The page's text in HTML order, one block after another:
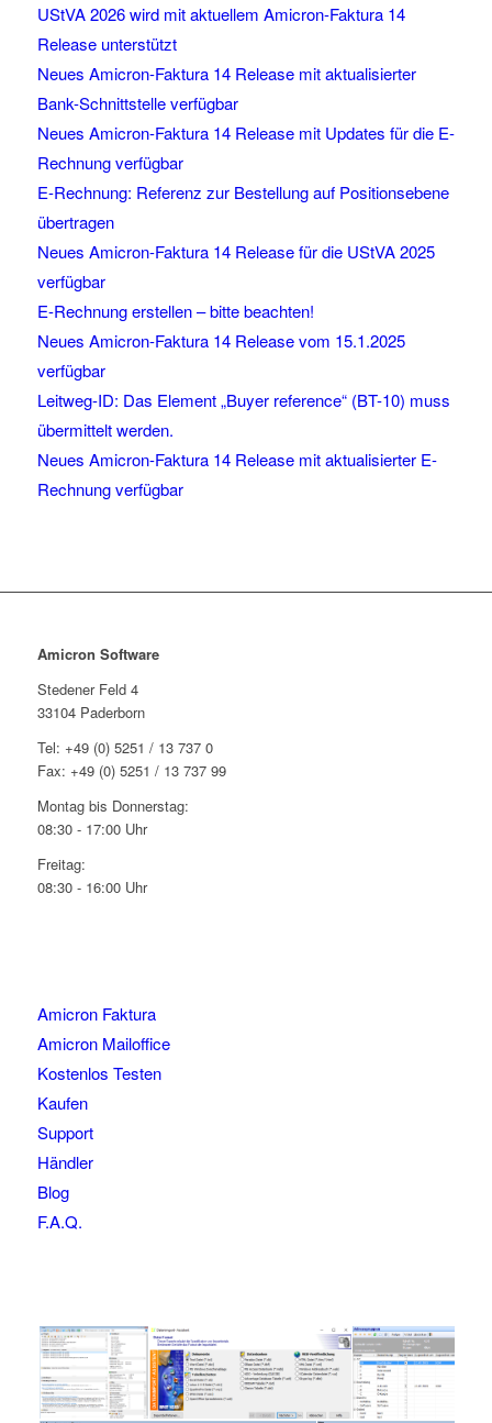
UStVA 2026 wird mit aktuellem Amicron-Faktura 14
Release unterstützt
Neues Amicron-Faktura 14 Release mit aktualisierter
Bank-Schnittstelle verfügbar
Neues Amicron-Faktura 14 Release mit Updates für die E-
Rechnung verfügbar
E-Rechnung: Referenz zur Bestellung auf Positionsebene
übertragen
Neues Amicron-Faktura 14 Release für die UStVA 2025
verfügbar
E-Rechnung erstellen – bitte beachten!
Neues Amicron-Faktura 14 Release vom 15.1.2025
verfügbar
Leitweg-ID: Das Element „Buyer reference“ (BT-10) muss
übermittelt werden.
Neues Amicron-Faktura 14 Release mit aktualisierter E-
Rechnung verfügbar
Amicron Software
Stedener Feld 4
33104 Paderborn
Tel: +49 (0) 5251 / 13 737 0
Fax: +49 (0) 5251 / 13 737 99
Montag bis Donnerstag:
08:30 - 17:00 Uhr
Freitag:
08:30 - 16:00 Uhr
Amicron Faktura
Amicron Mailoffice
Kostenlos Testen
Kaufen
Support
Händler
Blog
F.A.Q.